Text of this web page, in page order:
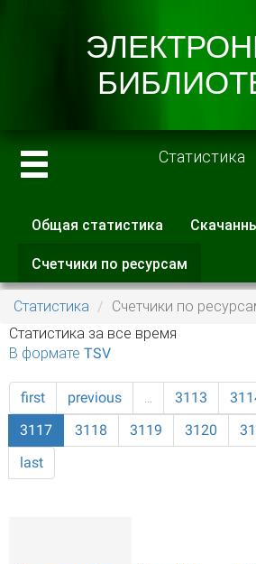
Статистика
Главные вкладки
Общая статистика
Счетчики по ресурсам
вкладка)
Статистика
Счетчики по
Статистика за все время
В формате TSV
first previous … 3113
3117
3118 3119 3120
last